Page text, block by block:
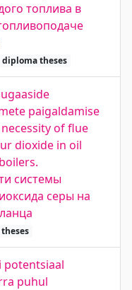
топлива в
diploma theses
paigaldamise
of flue
dioxide in oil
системы
серы на
puhul